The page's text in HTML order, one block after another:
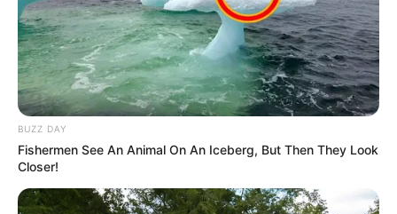
BUZZ DAY
Fishermen See An Animal On An Iceberg, But Then They Look
Closer!